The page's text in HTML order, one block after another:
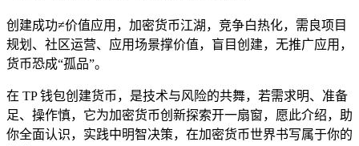
创建成功≠价值应用，加密货币江湖，竞争白热化，需良项目
规划、社区运营、应用场景撑价值，盲目创建，无推广应用，
货币恐成“孤品”。
在 TP 钱包创建货币，是技术与风险的共舞，若需求明、准备
足、操作慎，它为加密货币创新探索开一扇窗，愿此介绍，助
你全面认识，实践中明智决策，在加密货币世界书写属于你的